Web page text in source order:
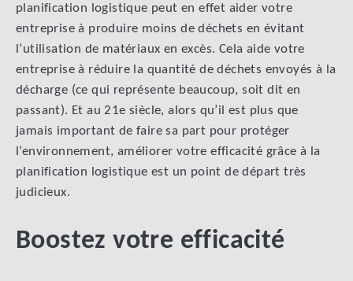
planification logistique peut en effet aider votre
entreprise à produire moins de déchets en évitant
l’utilisation de matériaux en excès. Cela aide votre
entreprise à réduire la quantité de déchets envoyés à la
décharge (ce qui représente beaucoup, soit dit en
passant). Et au 21e siècle, alors qu’il est plus que
jamais important de faire sa part pour protéger
l’environnement, améliorer votre efficacité grâce à la
planification logistique est un point de départ très
judicieux.
Boostez votre efficacité